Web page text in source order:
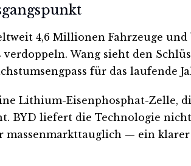
4,6 Millionen Fahrzeuge
Wang sieht den
für das laufende
Lithium-Eisenphosphat-Zelle,
BYD liefert die Technologie
massenmarkttauglich — ein